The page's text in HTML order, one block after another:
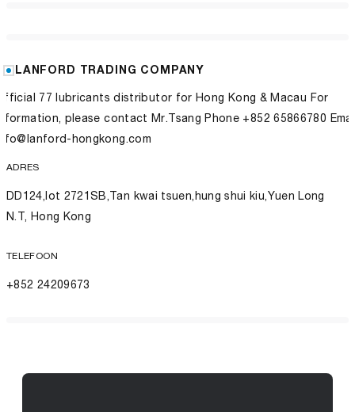
LANFORD TRADING COMPANY
77 lubricants distributor for Hong Kong & Macau For
please contact Mr.Tsang Phone +852 65866780
hongkong.com
ADRES
DD124,lot 2721SB,Tan kwai tsuen,hung shui kiu,Yuen Long
N.T, Hong Kong
TELEFOON
+852 24209673